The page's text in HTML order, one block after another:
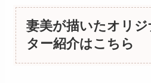
妻美が描いたオリ
ター紹介はこちら